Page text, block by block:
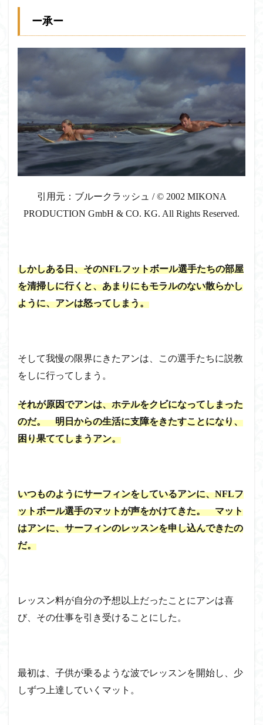
ー承ー
引用元：ブルークラッシュ /© 2002 MIKONA
PRODUCTION GmbH & CO. KG. All Rights Reserved.
しかしある日、そのNFLフットボール選手たちの部屋
を清掃しに行くと、あまりにもモラルのない散らかし
ように、アンは怒ってしまう。
そして我慢の限界にきたアンは、この選手たちに説教
をしに行ってしまう。
それが原因でアンは、ホテルをクビになってしまった
のだ。 明日からの生活に支障をきたすことになり、
困り果ててしまうアン。
いつものようにサーフィンをしているアンに、NFLフ
ットボール選手のマットが声をかけてきた。 マット
はアンに、サーフィンのレッスンを申し込んできたの
だ。
レッスン料が自分の予想以上だったことにアンは喜
び、その仕事を引き受けることにした。
最初は、子供が乗るような波でレッスンを開始し、少
しずつ上達していくマット。